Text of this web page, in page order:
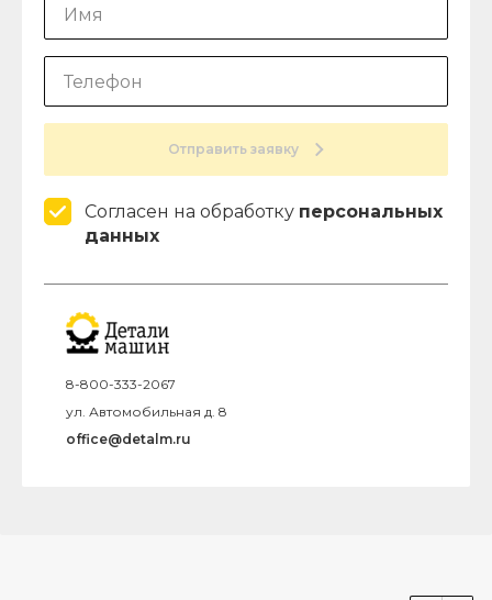
Отправить заявку
Согласен на обработку персональных
данных
8-800-333-2067
ул. Автомобильная д. 8
office@detalm.ru